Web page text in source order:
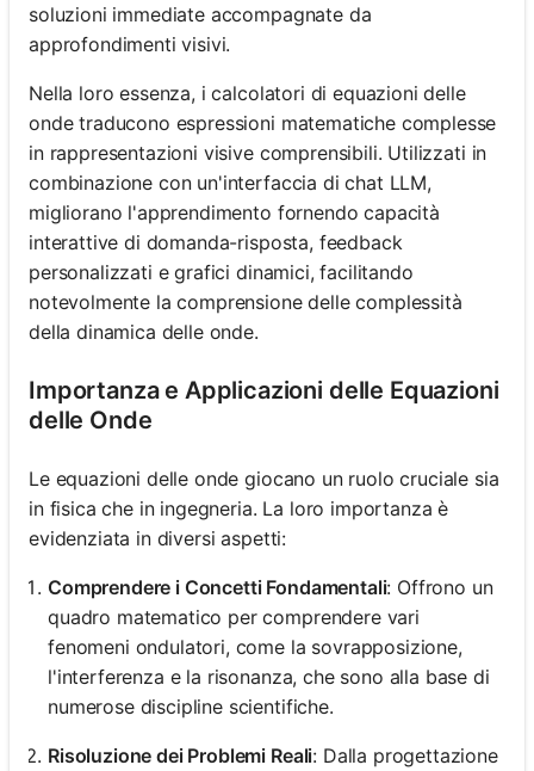
soluzioni immediate accompagnate da
approfondimenti visivi.
Nella loro essenza, i calcolatori di equazioni delle
onde traducono espressioni matematiche complesse
in rappresentazioni visive comprensibili. Utilizzati in
combinazione con un'interfaccia di chat LLM,
migliorano l'apprendimento fornendo capacità
interattive di domanda-risposta, feedback
personalizzati e grafici dinamici, facilitando
notevolmente la comprensione delle complessità
della dinamica delle onde.
Importanza e Applicazioni delle Equazioni
delle Onde
Le equazioni delle onde giocano un ruolo cruciale sia
in fisica che in ingegneria. La loro importanza è
evidenziata in diversi aspetti:
Comprendere i Concetti Fondamentali: Offrono un
quadro matematico per comprendere vari
fenomeni ondulatori, come la sovrapposizione,
l'interferenza e la risonanza, che sono alla base di
numerose discipline scientifiche.
Risoluzione dei Problemi Reali: Dalla progettazione